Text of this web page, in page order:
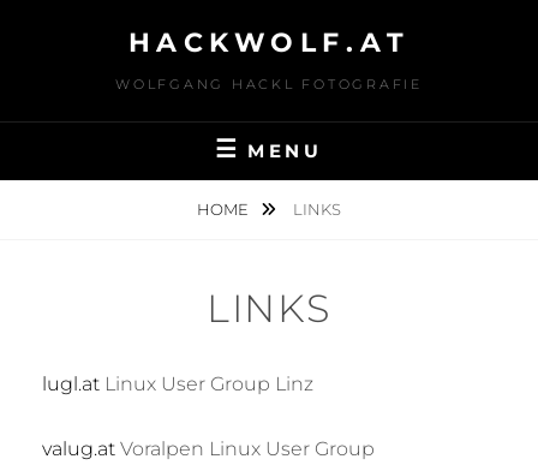
HACKWOLF.AT
WOLFGANG HACKL FOTOGRAFIE
MENU
HOME LINKS
LINKS
lugl.at Linux User Group Linz
valug.at Voralpen Linux User Group